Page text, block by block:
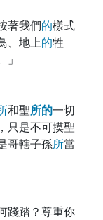
著我們的樣式
、地上的牲
和聖所的一切
只是不可摸聖
哥轄子孫所當
踐踏？尊重你